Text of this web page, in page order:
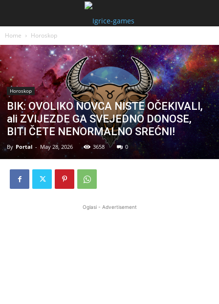
Home Horoskop
Horoskop
BIK: OVOLIKO NOVCA NISTE OČEKIVALI,
ali ZVIJEZDE GA SVEJEDNO DONOSE,
BITI ČETE NENORMALNO SREĆNI!
By Portal - May 28, 2026 3658 0
Oglasi - Advertisement